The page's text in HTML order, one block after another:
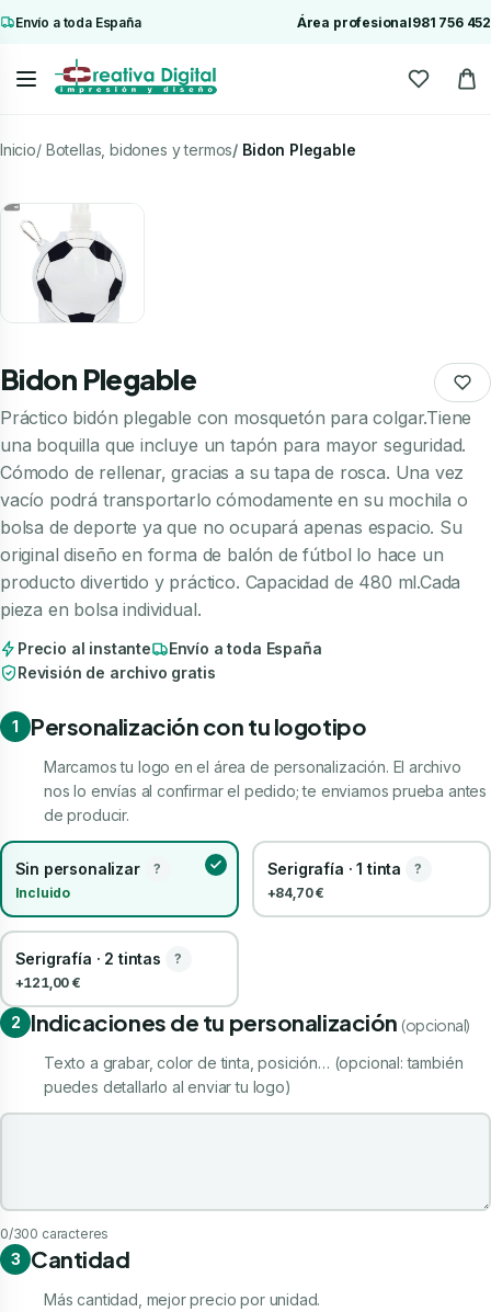
Envío a toda España Área profesional981 756 452
Inicio Botellas, bidones y termos Bidon Plegable
Bidon Plegable
Práctico bidón plegable con mosquetón para colgar.Tiene
una boquilla que incluye un tapón para mayor seguridad.
Cómodo de rellenar, gracias a su tapa de rosca. Una vez
vacío podrá transportarlo cómodamente en su mochila o
bolsa de deporte ya que no ocupará apenas espacio. Su
original diseño en forma de balón de fútbol lo hace un
producto divertido y práctico. Capacidad de 480 ml.Cada
pieza en bolsa individual.
Precio al instante
Envío a toda España
Revisión de archivo gratis
1 Personalización con tu logotipo
Marcamos tu logo en el área de personalización. El archivo
nos lo envías al confirmar el pedido; te enviamos prueba antes
de producir.
Sin personalizar
?
Incluido
Serigrafía · 1 tinta
?
+84,70 €
Serigrafía · 2 tintas
?
+121,00 €
2 Indicaciones de tu personalización (opcional)
Texto a grabar, color de tinta, posición… (opcional: también
puedes detallarlo al enviar tu logo)
Indicaciones de tu personalización
0/300 caracteres
3 Cantidad
Más cantidad, mejor precio por unidad.